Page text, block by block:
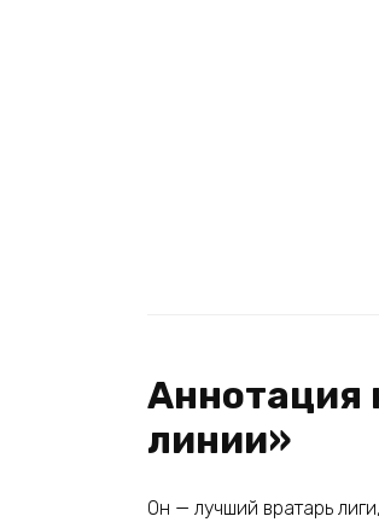
Аннотация
линии»
Он — лучший вратарь